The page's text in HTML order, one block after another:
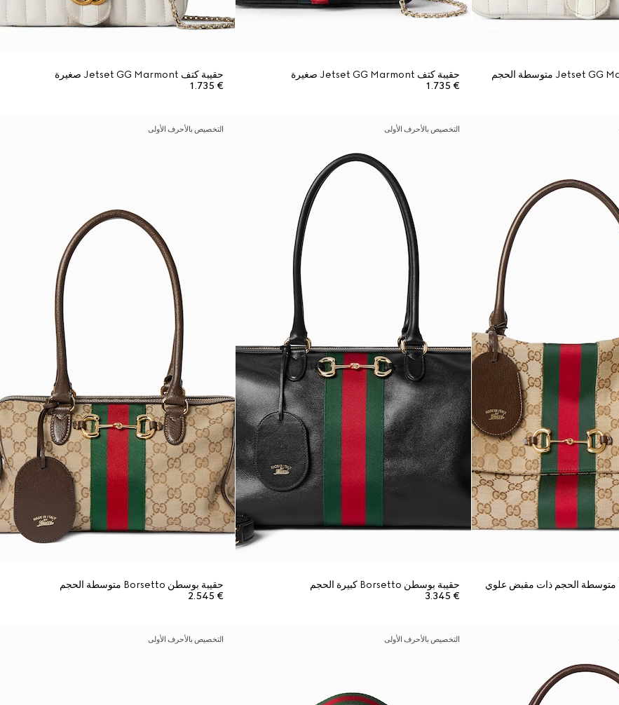
حقيبة كتف Jetset GG Marmont صغيرة
€ 1.735
حقيبة كتف Jetset GG Marmont صغيرة
€ 1.735
التخصيص بالأحرف الأولى
حقيبة بوسطن Borsetto كبيرة الحجم
€ 3.345
التخصيص بالأحرف الأولى
حقيبة بوسطن Borsetto متوسطة الحجم
€ 2.545
التخصيص بالأحرف الأولى التخصيص بالأحرف الأولى